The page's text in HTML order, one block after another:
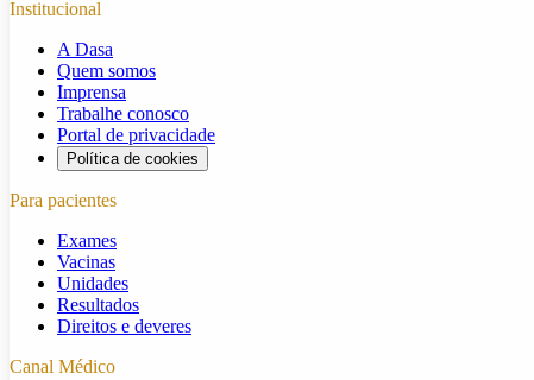
Institucional
A Dasa
Quem somos
Imprensa
Trabalhe conosco
Portal de privacidade
Política de cookies
Para pacientes
Exames
Vacinas
Unidades
Resultados
Direitos e deveres
Canal Médico